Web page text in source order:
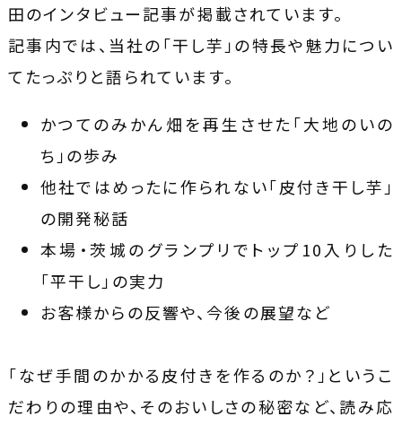
田のインタビュー記事が掲載されています。
記事内では、当社の「干し芋」の特長や魅力につい
てたっぷりと語られています。
かつてのみかん畑を再生させた「大地のいの
ち」の歩み
他社ではめったに作られない「皮付き干し芋」
の開発秘話
本場・茨城のグランプリでトップ10入りした
「平干し」の実力
お客様からの反響や、今後の展望など
「なぜ手間のかかる皮付きを作るのか？」というこ
だわりの理由や、そのおいしさの秘密など、読み応